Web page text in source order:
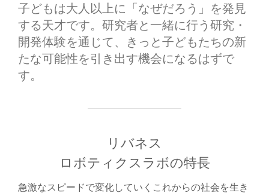
子どもは大人以上に「なぜだろう」を発見
する天才です。研究者と一緒に行う研究・
開発体験を通じて、きっと子どもたちの新
たな可能性を引き出す機会になるはずで
す。
リバネス
ロボティクスラボの特長
急激なスピードで変化していくこれからの社会を生き